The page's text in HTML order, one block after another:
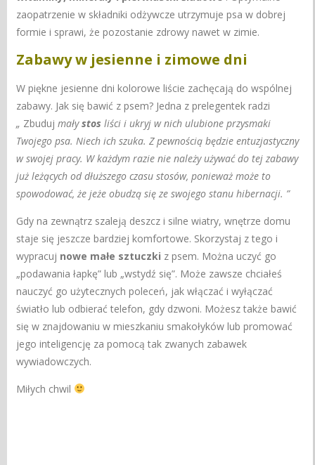
zaopatrzenie w składniki odżywcze utrzymuje psa w dobrej
formie i sprawi, że pozostanie zdrowy nawet w zimie.
Zabawy w jesienne i zimowe dni
W piękne jesienne dni kolorowe liście zachęcają do wspólnej
zabawy. Jak się bawić z psem? Jedna z prelegentek radzi
„ Zbudujmałystos liścii ukryj w nich ulubione przysmaki
Twojego psa. Niech ich szuka.Z pewnością będzie entuzjastyczny
w swojej pracy. W każdym razie nie należy używać do tej zabawy
już leżących od dłuższego czasu stosów, ponieważ może to
spowodować, że jeże obudzą się ze swojego stanu hibernacji. ”
Gdy na zewnątrz szaleją deszcz i silne wiatry, wnętrze domu
staje się jeszcze bardziej komfortowe. Skorzystaj z tego i
wypracuj nowe małe sztuczki z psem. Można uczyć go
„podawania łapkę” lub „wstydź się”. Może zawsze chciałeś
nauczyć go użytecznych poleceń, jak włączać i wyłączać
światło lub odbierać telefon, gdy dzwoni. Możesz także bawić
się w znajdowaniu w mieszkaniu smakołyków lub promować
jego inteligencję za pomocą tak zwanych zabawek
wywiadowczych.
Miłych chwil